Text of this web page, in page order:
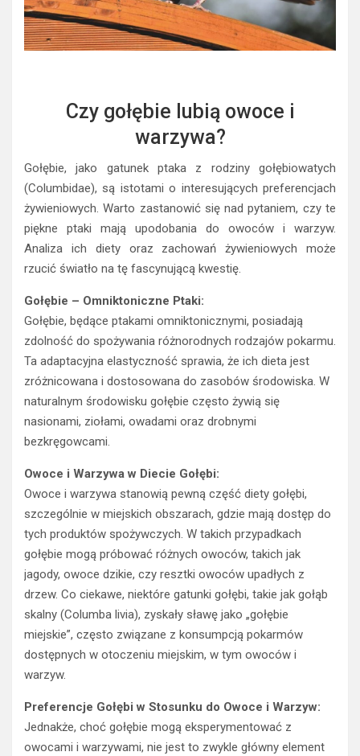
Czy gołębie lubią owoce i
warzywa?
Gołębie, jako gatunek ptaka z rodziny gołębiowatych
(Columbidae), są istotami o interesujących preferencjach
żywieniowych. Warto zastanowić się nad pytaniem, czy te
piękne ptaki mają upodobania do owoców i warzyw.
Analiza ich diety oraz zachowań żywieniowych może
rzucić światło na tę fascynującą kwestię.
Gołębie – Omniktoniczne Ptaki:
Gołębie, będące ptakami omniktonicznymi, posiadają
zdolność do spożywania różnorodnych rodzajów pokarmu.
Ta adaptacyjna elastyczność sprawia, że ich dieta jest
zróżnicowana i dostosowana do zasobów środowiska. W
naturalnym środowisku gołębie często żywią się
nasionami, ziołami, owadami oraz drobnymi
bezkręgowcami.
Owoce i Warzywa w Diecie Gołębi:
Owoce i warzywa stanowią pewną część diety gołębi,
szczególnie w miejskich obszarach, gdzie mają dostęp do
tych produktów spożywczych. W takich przypadkach
gołębie mogą próbować różnych owoców, takich jak
jagody, owoce dzikie, czy resztki owoców upadłych z
drzew. Co ciekawe, niektóre gatunki gołębi, takie jak gołąb
skalny (Columba livia), zyskały sławę jako „gołębie
miejskie”, często związane z konsumpcją pokarmów
dostępnych w otoczeniu miejskim, w tym owoców i
warzyw.
Preferencje Gołębi w Stosunku do Owoce i Warzyw:
Jednakże, choć gołębie mogą eksperymentować z
owocami i warzywami, nie jest to zwykle główny element